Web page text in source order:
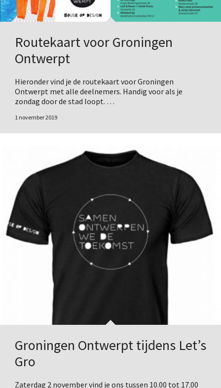
Routekaart voor Groningen
Ontwerpt
Hieronder vind je de routekaart voor Groningen
Ontwerpt met alle deelnemers. Handig voor als je
zondag door de stad loopt. …
1 november 2019
Groningen Ontwerpt tijdens Let’s
Gro
Zaterdag 2 november vind je ons tussen 10.00 tot 17.00